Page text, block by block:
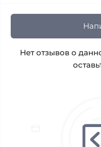
Нет отзывов о